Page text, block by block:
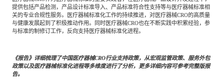
提供包括产品检测，产品设计标准导入、产品标准符合性支持等与医疗器械标准相
关的专业合规性服务。医疗器械标准化工作的持续推进，对医疗器械CRO的高质量
与健康发展起到了积极推动作用。同时医疗器械CRO也在不断实践中积累经验，参
与标准的制修订工作，反向支持医疗器械标准化进程。
《报告》详细梳理了中国医疗器械CRO行业支持政策，从宏观监管政策、服务外包
政策以及医疗器械标准化进程等多维度进行了分析，更多详细内容可参考完整版报
告。